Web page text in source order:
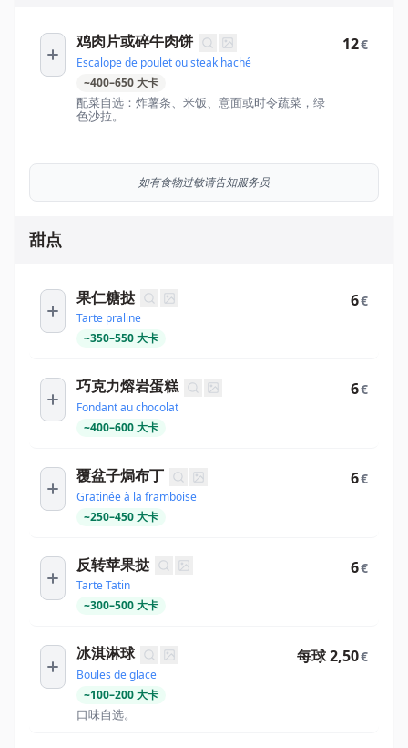
鸡肉片或碎牛肉饼
Escalope de poulet ou steak haché
~400–650大卡
配菜自选：炸薯条、米饭、意面或时令蔬菜，绿
色沙拉。
12€
如有食物过敏请告知服务员
甜点
果仁糖挞
Tarte praline
~350–550大卡
6€
巧克力熔岩蛋糕
Fondant au chocolat
~400–600大卡
6€
覆盆子焗布丁
Gratinée à la framboise
~250–450大卡
6€
反转苹果挞
Tarte Tatin
~300–500大卡
6€
冰淇淋球
Boules de glace
~100–200大卡
口味自选。
每球 2,50€